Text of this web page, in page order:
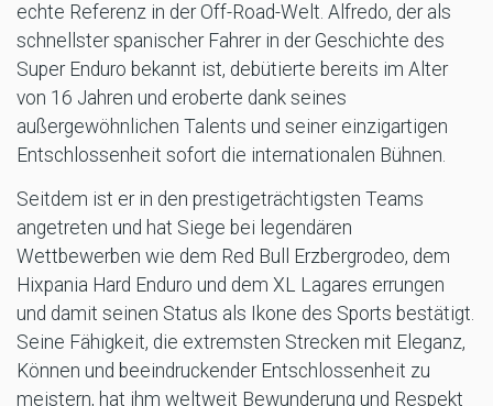
echte Referenz in der Off-Road-Welt. Alfredo, der als
schnellster spanischer Fahrer in der Geschichte des
Super Enduro bekannt ist, debütierte bereits im Alter
von 16 Jahren und eroberte dank seines
außergewöhnlichen Talents und seiner einzigartigen
Entschlossenheit sofort die internationalen Bühnen.
Seitdem ist er in den prestigeträchtigsten Teams
angetreten und hat Siege bei legendären
Wettbewerben wie dem Red Bull Erzbergrodeo, dem
Hixpania Hard Enduro und dem XL Lagares errungen
und damit seinen Status als Ikone des Sports bestätigt.
Seine Fähigkeit, die extremsten Strecken mit Eleganz,
Können und beeindruckender Entschlossenheit zu
meistern, hat ihm weltweit Bewunderung und Respekt